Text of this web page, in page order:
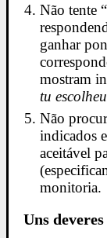
Não tente
ganhar
mostram
tu
Não
indicados
aceitável
monitoria.
Uns